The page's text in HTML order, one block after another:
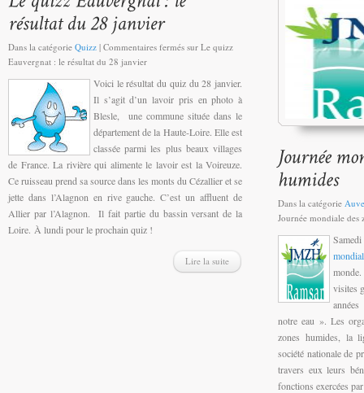
Dans la catégorie Quizz | Commentaires fermés sur Le quizz
Eauvergnat : le résultat du 28 janvier
Voici le résultat du quiz du 28 janvier.
Il s’agit d’un lavoir pris en photo à
Blesle, une commune située dans le
département de la Haute-Loire. Elle est
classée parmi les plus beaux villages
de France. La rivière qui alimente le lavoir est la Voireuze.
Ce ruisseau prend sa source dans les monts du Cézallier et se
jette dans l’Alagnon en rive gauche. C’est un affluent de
Allier par l’Alagnon. Il fait partie du bassin versant de la
Loire. À lundi pour le prochain quiz !
Lire la suite
Dans la catégorie
Journée mondiale des
monde.
visites
notre eau ». Les
zones humides, la
société nationale de
travers eux leurs
fonctions exercées